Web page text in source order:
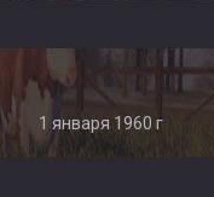
1 января 1960 г